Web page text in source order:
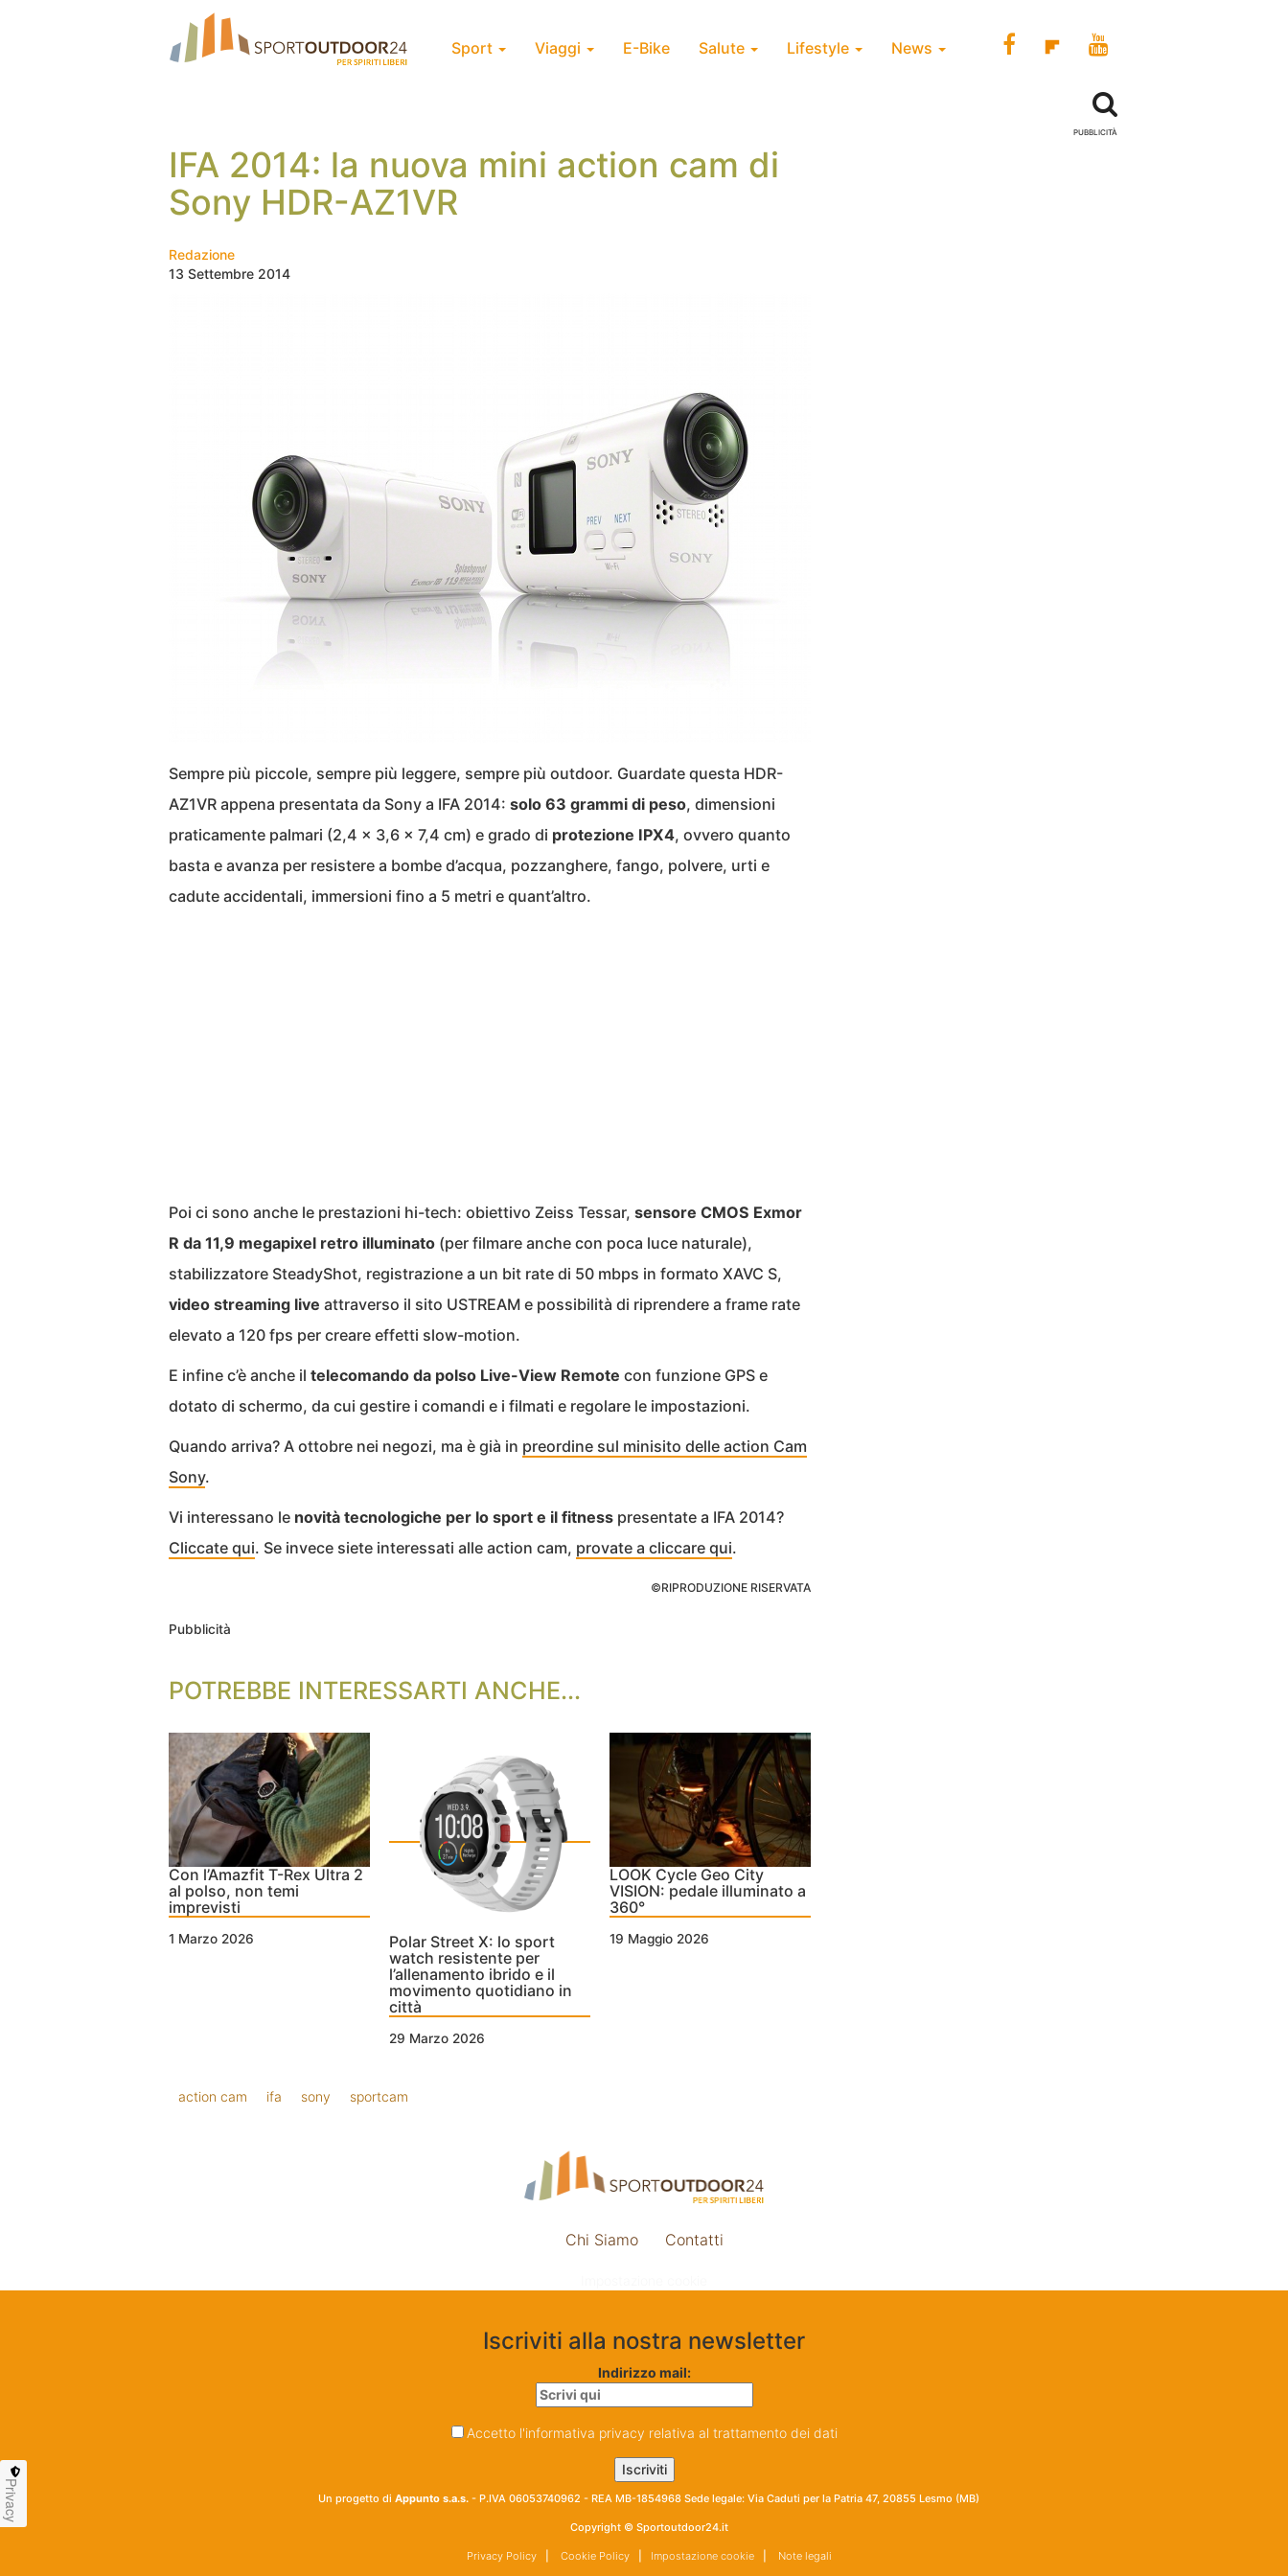
Sport Viaggi E-Bike Salute Lifestyle News
IFA 2014: la nuova mini action cam di
Sony HDR-AZ1VR
Redazione
13 Settembre 2014
Sempre più piccole, sempre più leggere, sempre più outdoor. Guardate questa HDR-
AZ1VR appena presentata da Sony a IFA 2014: solo 63 grammi di peso, dimensioni
praticamente palmari (2,4 x 3,6 x 7,4 cm) e grado di protezione IPX4, ovvero quanto
basta e avanza per resistere a bombe d’acqua, pozzanghere, fango, polvere, urti e
cadute accidentali, immersioni fino a 5 metri e quant’altro.
Poi ci sono anche le prestazioni hi-tech: obiettivo Zeiss Tessar, sensore CMOS Exmor
R da 11,9 megapixel retro illuminato (per filmare anche con poca luce naturale),
stabilizzatore SteadyShot, registrazione a un bit rate di 50 mbps in formato XAVC S,
video streaming live attraverso il sito USTREAM e possibilità di riprendere a frame rate
elevato a 120 fps per creare effetti slow-motion.
E infine c’è anche il telecomando da polso Live-View Remote con funzione GPS e
dotato di schermo, da cui gestire i comandi e i filmati e regolare le impostazioni.
Quando arriva? A ottobre nei negozi, ma è già in preordine sul minisito delle action Cam
Sony.
Vi interessano le novità tecnologiche per lo sport e il fitness presentate a IFA 2014?
Cliccate qui. Se invece siete interessati alle action cam, provate a cliccare qui.
©RIPRODUZIONE RISERVATA
Pubblicità
POTREBBE INTERESSARTI ANCHE...
Con l’Amazfit T-Rex Ultra 2
al polso, non temi
imprevisti
1 Marzo 2026
Polar Street X: lo sport
watch resistente per
l’allenamento ibrido e il
movimento quotidiano in
città
29 Marzo 2026
LOOK Cycle Geo City
VISION: pedale illuminato a
360°
19 Maggio 2026
action cam ifa sony sportcam
PUBBLICITÀ
Chi Siamo Contatti
Iscriviti alla nostra newsletter
Indirizzo mail:
Accetto l'informativa privacy relativa al trattamento dei dati
Un progetto di Appunto s.a.s. - P.IVA 06053740962 - REA MB-1854968 Sede legale: Via Caduti per la Patria 47, 20855 Lesmo (MB)
Copyright © Sportoutdoor24.it
Privacy Policy| Cookie Policy| Impostazione cookie| Note legali
Privacy